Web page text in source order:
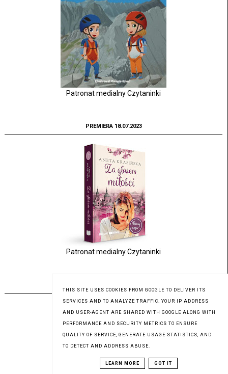
Patronat medialny Czytaninki
PREMIERA 18.07.2023
Patronat medialny Czytaninki
THIS SITE USES COOKIES FROM GOOGLE TO DELIVER ITS
SERVICES AND TO ANALYZE TRAFFIC. YOUR IP ADDRESS
AND USER-AGENT ARE SHARED WITH GOOGLE ALONG WITH
PERFORMANCE AND SECURITY METRICS TO ENSURE
QUALITY OF SERVICE, GENERATE USAGE STATISTICS, AND
TO DETECT AND ADDRESS ABUSE.
LEARN MORE GOT IT